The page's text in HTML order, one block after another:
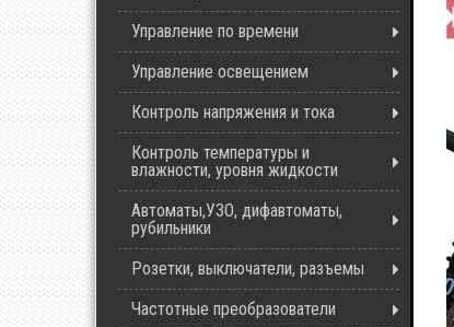
Управление по времени
Управление освещением
Контроль напряжения и тока
Контроль температуры и
влажности, уровня жидкости
Автоматы,УЗО, дифавтоматы,
рубильники
Розетки, выключатели, разъемы
Частотные преобразователи